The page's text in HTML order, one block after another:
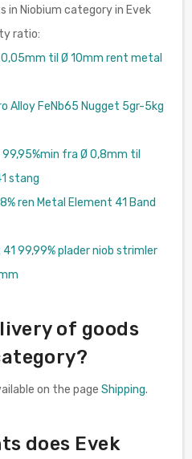
in Niobium category in Evek
ratio:
til Ø 10mm rent metal
Alloy FeNb65 Nugget 5gr-5kg
fra Ø 0,8mm til
stang
ren Metal Element 41 Band
99,99% plader niob strimler
of goods
on the page Shipping.
does Evek